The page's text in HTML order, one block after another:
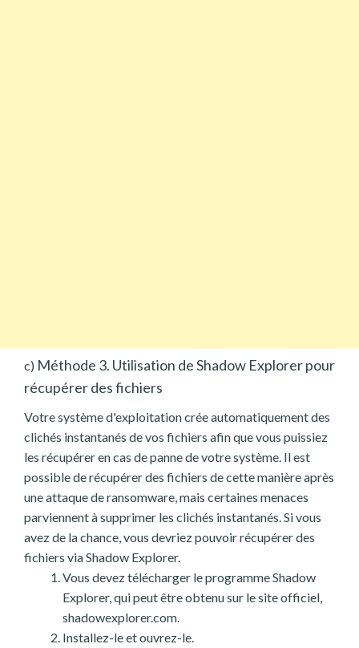
c) Méthode 3. Utilisation de Shadow Explorer pour
récupérer des fichiers
Votre système d'exploitation crée automatiquement des
clichés instantanés de vos fichiers afin que vous puissiez
les récupérer en cas de panne de votre système. Il est
possible de récupérer des fichiers de cette manière après
une attaque de ransomware, mais certaines menaces
parviennent à supprimer les clichés instantanés. Si vous
avez de la chance, vous devriez pouvoir récupérer des
fichiers via Shadow Explorer.
Vous devez télécharger le programme Shadow
Explorer, qui peut être obtenu sur le site officiel,
shadowexplorer.com.
Installez-le et ouvrez-le.